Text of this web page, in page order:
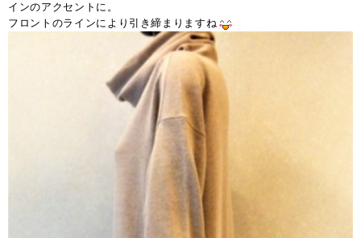
インのアクセントに。
フロントのラインにより引き締まりますね